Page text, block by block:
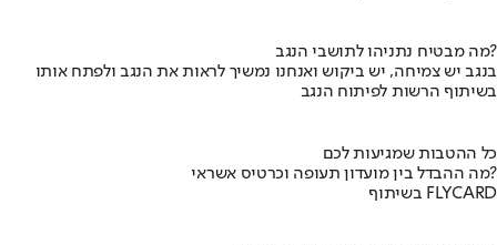
מה מבטיח נתניהו לתושבי הנגב?
בנגב יש צמיחה, יש ביקוש ואנחנו נמשיך לראות את הנגב ולפתח אותו
בשיתוף הרשות לפיתוח הנגב
כל ההטבות שמגיעות לכם
מה ההבדל בין מועדון תעופה וכרטיס אשראי?
בשיתוף FLYCARD